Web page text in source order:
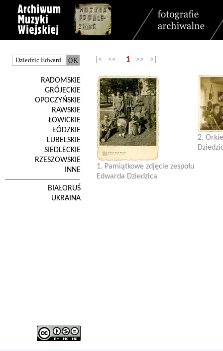
RADOMSKIE
GRÓJECKIE
OPOCZYŃSKIE
RAWSKIE
ŁOWICKIE
ŁÓDZKIE
LUBELSKIE
SIEDLECKIE
RZESZOWSKIE
INNE
BIAŁORUŚ
UKRAINA
|< << 1 >> >|
1. Pamiątkowe zdjęcie zespołu
Edwarda Dziedzica
2.